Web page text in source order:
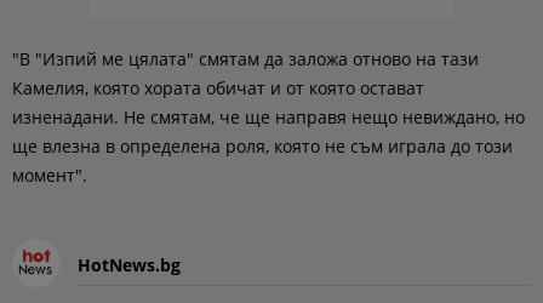
"В "Изпий ме цялата" смятам да заложа отново на тази
Камелия, която хората обичат и от която остават
изненадани. Не смятам, че ще направя нещо невиждано, но
ще влезна в определена роля, която не съм играла до този
момент".
HotNews.bg